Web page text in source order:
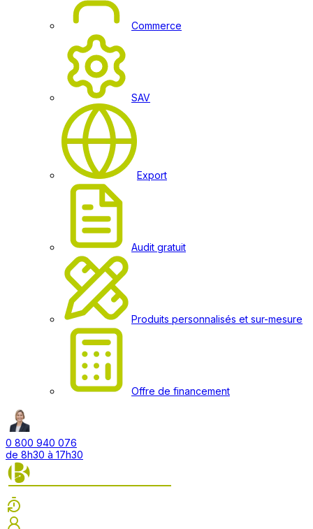
Commerce
SAV
Export
Audit gratuit
Produits personnalisés et sur-mesure
Offre de financement
0 800 940 076
de 8h30 à 17h30